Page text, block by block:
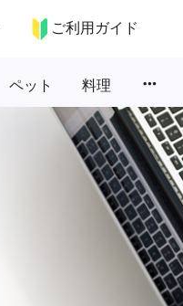
ご利用ガイド
ペット 料理 more_horiz